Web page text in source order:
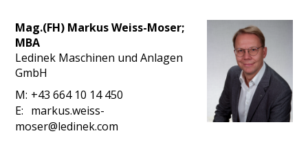
Mag.(FH) Markus Weiss-Moser;
MBA
Ledinek Maschinen und Anlagen
GmbH
M: +43 664 10 14 450
E: markus.weiss-
moser@ledinek.com